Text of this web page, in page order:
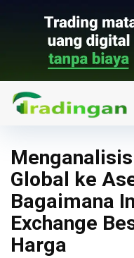
Global ke
Bagaimana
Exchange
Harga